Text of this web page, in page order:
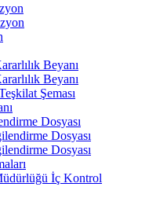
Beyanı
Beyanı
Şeması
Dosyası
Dosyası
Dosyası
İç Kontrol